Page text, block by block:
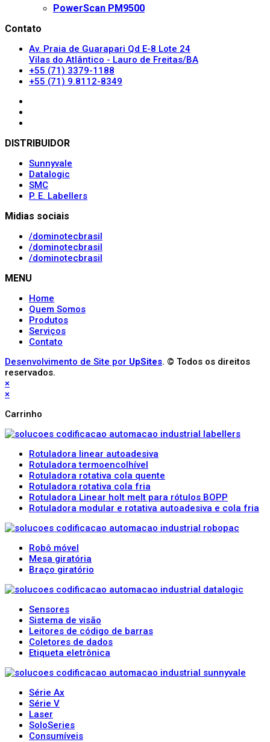
PowerScan PM9500
Contato
Av. Praia de Guarapari Qd E-8 Lote 24
Vilas do Atlântico - Lauro de Freitas/BA
+55 (71) 3379-1188
+55 (71) 9.8112-8349
DISTRIBUIDOR
Sunnyvale
Datalogic
SMC
P. E. Labellers
Midias sociais
/dominotecbrasil
/dominotecbrasil
/dominotecbrasil
MENU
Home
Quem Somos
Produtos
Serviços
Contato
Desenvolvimento de Site por UpSites. © Todos os direitos
reservados.
×
×
Carrinho
Rotuladora linear autoadesiva
Rotuladora termoencolhível
Rotuladora rotativa cola quente
Rotuladora rotativa cola fria
Rotuladora Linear holt melt para rótulos BOPP
Rotuladora modular e rotativa autoadesiva e cola fria
Robô móvel
Mesa giratória
Braço giratório
Sensores
Sistema de visão
Leitores de código de barras
Coletores de dados
Etiqueta eletrônica
Série Ax
Série V
Laser
SoloSeries
Consumíveis